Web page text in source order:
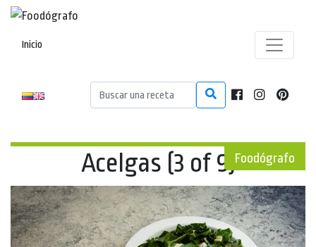
Inicio
Foodógrafo
Acelgas (3 of 9)